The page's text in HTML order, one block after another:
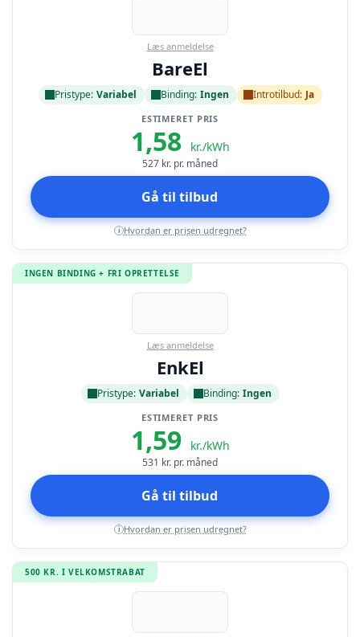
Læs anmeldelse
BareEl
Pristype: Variabel Binding: Ingen Introtilbud: Ja
ESTIMERET PRIS
1,58 kr./kWh
527 kr. pr. måned
Gå til tilbud
i Hvordan er prisen udregnet?
INGEN BINDING + FRI OPRETTELSE
Læs anmeldelse
EnkEl
Pristype: Variabel Binding: Ingen
ESTIMERET PRIS
1,59 kr./kWh
531 kr. pr. måned
Gå til tilbud
i Hvordan er prisen udregnet?
500 KR. I VELKOMSTRABAT